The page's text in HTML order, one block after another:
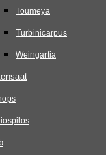
Toumeya
Turbinicarpus
Weingartia